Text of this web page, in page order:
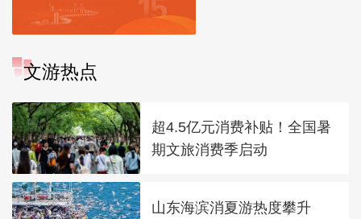
文游热点
超4.5亿元消费补贴！全国暑
期文旅消费季启动
山东海滨消夏游热度攀升